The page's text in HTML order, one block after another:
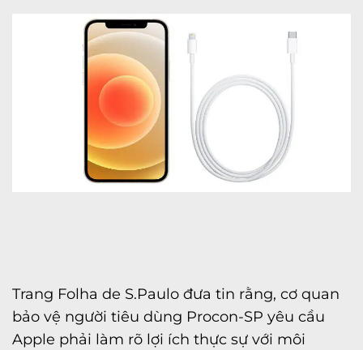
Trang Folha de S.Paulo đưa tin rằng, cơ quan
bảo vệ người tiêu dùng Procon-SP yêu cầu
Apple phải làm rõ lợi ích thực sự với môi